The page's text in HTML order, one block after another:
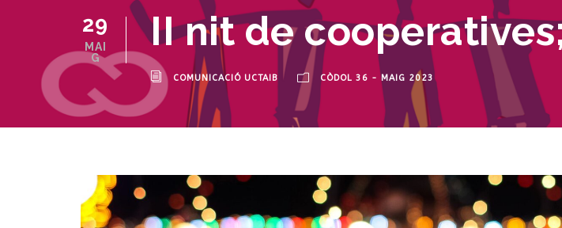
29
MAI
G
II nit de
COMUNICACIÓ UCTAIB CÒDOL 36 - MAIG 2023